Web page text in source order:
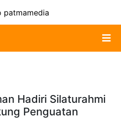
Hadiri Silaturahmi
Penguatan